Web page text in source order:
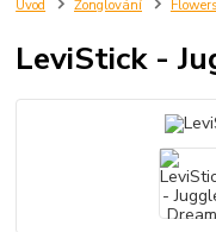
Úvod Žonglování
LeviStick -